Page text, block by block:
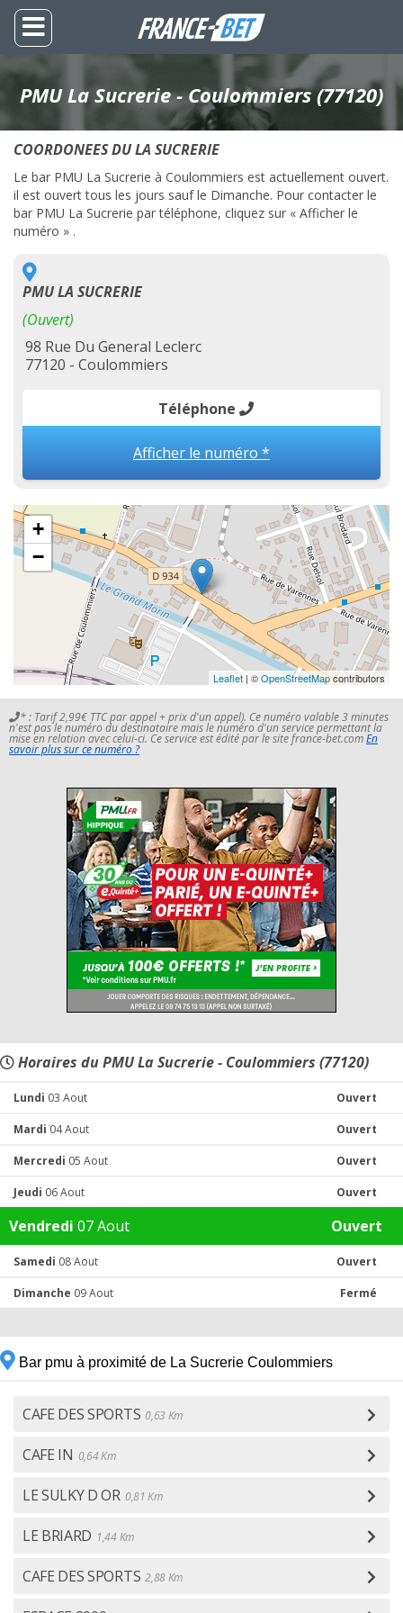
PMU La Sucrerie - Coulommiers (77120)
COORDONEES DU LA SUCRERIE
Le bar PMU La Sucrerie à Coulommiers est actuellement ouvert.
il est ouvert tous les jours sauf le Dimanche. Pour contacter le
bar PMU La Sucrerie par téléphone, cliquez sur « Afficher le
numéro » .
PMU LA SUCRERIE
(Ouvert)
98 Rue Du General Leclerc
77120 - Coulommiers
Téléphone
Afficher le numéro *
+
−
Leaflet | ©OpenStreetMapcontributors
* : Tarif 2,99€ TTC par appel + prix d'un appel). Ce numéro valable 3 minutes
n'est pas le numéro du destinataire mais le numéro d'un service permettant la
mise en relation avec celui-ci. Ce service est édité par le site france-bet.comEn
savoir plus sur ce numéro ?
Horaires du PMU La Sucrerie - Coulommiers (77120)
Lundi 03 Aout Ouvert
Mardi 04 Aout Ouvert
Mercredi 05 Aout Ouvert
Jeudi 06 Aout Ouvert
Vendredi 07 Aout Ouvert
Samedi 08 Aout Ouvert
Dimanche 09 Aout Fermé
Bar pmu à proximité de La Sucrerie Coulommiers
CAFE DES SPORTS 0,63 Km
CAFE IN 0,64 Km
LE SULKY D OR 0,81 Km
LE BRIARD 1,44 Km
CAFE DES SPORTS 2,88 Km